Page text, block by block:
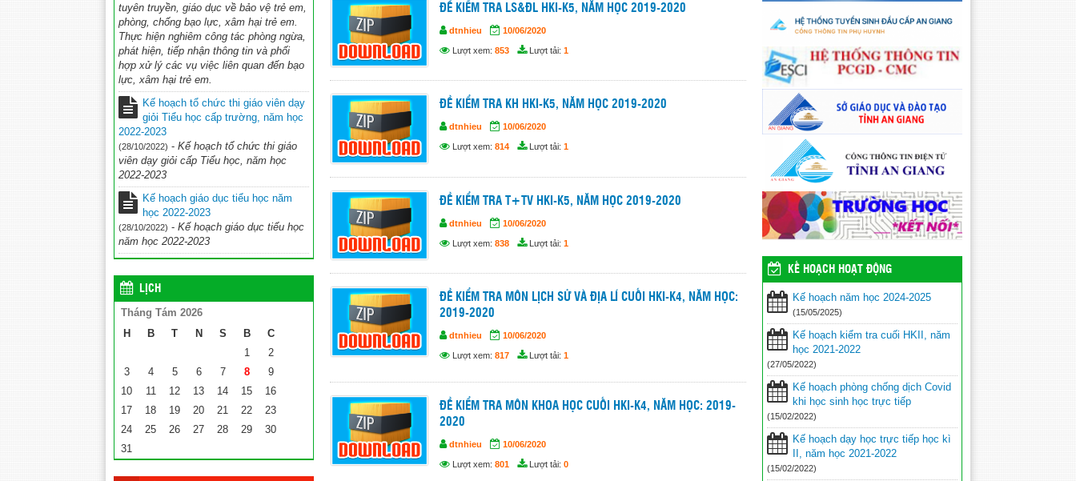
ĐỀ KIỂM TRA LS&ĐL HKI-K5, NĂM HỌC 2019-2020
dtnhieu 10/06/2020
Lượt xem: 853 Lượt tải: 1
ĐỀ KIỂM TRA KH HKI-K5, NĂM HỌC 2019-2020
dtnhieu 10/06/2020
Lượt xem: 814 Lượt tải: 1
ĐỀ KIỂM TRA T+TV HKI-K5, NĂM HỌC 2019-2020
dtnhieu 10/06/2020
Lượt xem: 838 Lượt tải: 1
ĐỀ KIỂM TRA MÔN LỊCH SỬ VÀ ĐỊA LÍ CUỐI HKI-K4, NĂM HỌC:
2019-2020
dtnhieu 10/06/2020
Lượt xem: 817 Lượt tải: 1
ĐỀ KIỂM TRA MÔN KHOA HỌC CUỐI HKI-K4, NĂM HỌC: 2019-
2020
dtnhieu 10/06/2020
Lượt xem: 801 Lượt tải: 0
tuyên truyền, giáo dục về bảo vệ trẻ em,
phòng, chống bạo lực, xâm hại trẻ em.
Thực hiện nghiêm công tác phòng ngừa,
phát hiện, tiếp nhận thông tin và phối
hợp xử lý các vụ việc liên quan đến bạo
lực, xâm hại trẻ em.
Kế hoạch tổ chức thi giáo viên dạy
giỏi Tiểu học cấp trường, năm học
2022-2023
(28/10/2022) - Kế hoạch tổ chức thi giáo
viên dạy giỏi cấp Tiểu học, năm học
2022-2023
Kế hoạch giáo dục tiểu học năm
học 2022-2023
(28/10/2022) - Kế hoạch giáo dục tiểu học
năm học 2022-2023
LỊCH
Tháng Tám 2026
H
B T N S B
C
1
2
3
4 5 6 7 8
9
10
11 12 13 14 15
16
17
18 19 20 21 22
23
24
25 26 27 28 29
30
31
KẾ HOẠCH HOẠT ĐỘNG
Kế hoạch năm học 2024-2025
(15/05/2025)
Kế hoạch kiểm tra cuối HKII, năm
học 2021-2022
(27/05/2022)
Kế hoạch phòng chống dịch Covid
khi học sinh học trực tiếp
(15/02/2022)
Kế hoạch dạy học trực tiếp học kì
II, năm học 2021-2022
(15/02/2022)